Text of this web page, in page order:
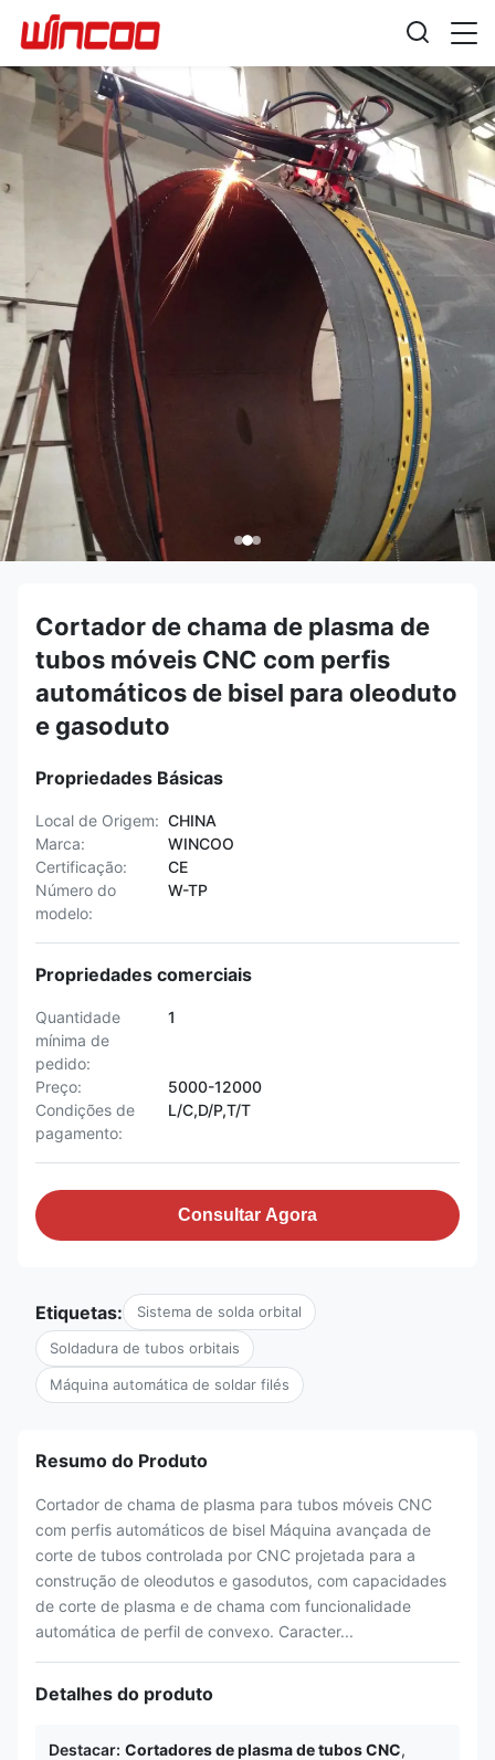
Cortador de chama de plasma de
tubos móveis CNC com perfis
automáticos de bisel para oleoduto
e gasoduto
Propriedades Básicas
Local de Origem: CHINA
Marca:
WINCOO
Certificação:
CE
Número do
modelo:
W-TP
Propriedades comerciais
Quantidade
mínima de
pedido:
1
Preço:
5000-12000
Condições de
pagamento:
L/C,D/P,T/T
Consultar Agora
Etiquetas: Sistema de solda orbital
Soldadura de tubos orbitais
Máquina automática de soldar filés
Resumo do Produto
Cortador de chama de plasma para tubos móveis CNC
com perfis automáticos de bisel Máquina avançada de
corte de tubos controlada por CNC projetada para a
construção de oleodutos e gasodutos, com capacidades
de corte de plasma e de chama com funcionalidade
automática de perfil de convexo. Caracter...
Detalhes do produto
Destacar: Cortadores de plasma de tubos CNC,